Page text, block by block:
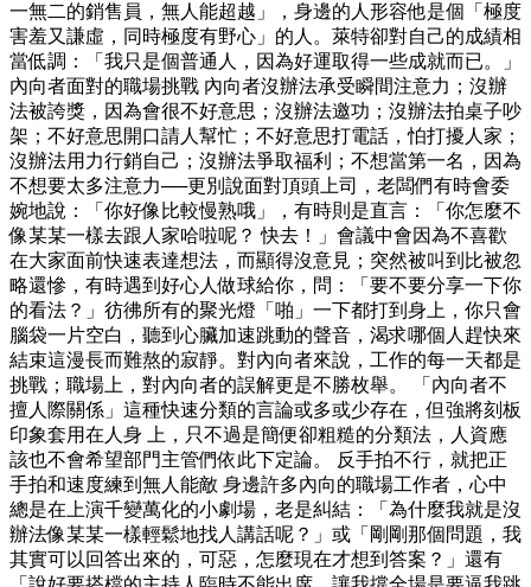
一無二的銷售員，無人能超越」，身邊的人形容他是個「極度
害羞又謙虛，同時極度有野心」的人。萊特卻對自己的成績相
當低調：「我只是個普通人，因為好運取得一些成就而已。」
內向者面對的職場挑戰 內向者沒辦法承受瞬間注意力；沒辦
法被誇獎，因為會很不好意思；沒辦法邀功；沒辦法拍桌子吵
架；不好意思開口請人幫忙；不好意思打電話，怕打擾人家；
沒辦法用力行銷自己；沒辦法爭取福利；不想當第一名，因為
不想要太多注意力──更別說面對頂頭上司，老闆們有時會委
婉地說：「你好像比較慢熟哦」，有時則是直言：「你怎麼不
像某某一樣去跟人家哈啦呢？ 快去！」會議中會因為不喜歡
在大家面前快速表達想法，而顯得沒意見；突然被叫到比被忽
略還慘，有時遇到好心人做球給你，問：「要不要分享一下你
的看法？」彷彿所有的聚光燈「啪」一下都打到身上，你只會
腦袋一片空白，聽到心臟加速跳動的聲音，渴求哪個人趕快來
結束這漫長而難熬的寂靜。對內向者來說，工作的每一天都是
挑戰；職場上，對內向者的誤解更是不勝枚舉。 「內向者不
擅人際關係」這種快速分類的言論或多或少存在，但強將刻板
印象套用在人身 上，只不過是簡便卻粗糙的分類法，人資應
該也不會希望部門主管們依此下定論。 反手拍不行，就把正
手拍和速度練到無人能敵 身邊許多內向的職場工作者，心中
總是在上演千變萬化的小劇場，老是糾結：「為什麼我就是沒
辦法像某某一樣輕鬆地找人講話呢？」或「剛剛那個問題，我
其實可以回答出來的，可惡，怎麼現在才想到答案？」還有